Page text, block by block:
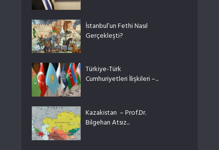
İstanbul’un Fethi Nasıl
Gerçekleşti?
Türkiye-Türk
Cumhuriyetleri İlişkileri –...
Kazakistan – Prof.Dr.
Bilgehan Atsız...